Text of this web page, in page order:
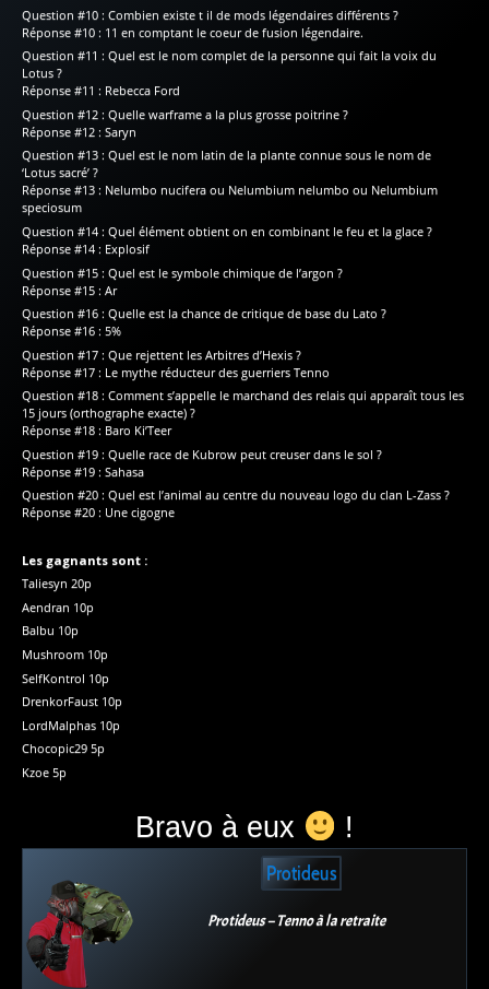
Question #10 : Combien existe t il de mods légendaires différents ?
Réponse #10 : 11 en comptant le coeur de fusion légendaire.
Question #11 : Quel est le nom complet de la personne qui fait la voix du
Lotus ?
Réponse #11 : Rebecca Ford
Question #12 : Quelle warframe a la plus grosse poitrine ?
Réponse #12 : Saryn
Question #13 : Quel est le nom latin de la plante connue sous le nom de
‘Lotus sacré’ ?
Réponse #13 : Nelumbo nucifera ou Nelumbium nelumbo ou Nelumbium
speciosum
Question #14 : Quel élément obtient on en combinant le feu et la glace ?
Réponse #14 : Explosif
Question #15 : Quel est le symbole chimique de l’argon ?
Réponse #15 : Ar
Question #16 : Quelle est la chance de critique de base du Lato ?
Réponse #16 : 5%
Question #17 : Que rejettent les Arbitres d’Hexis ?
Réponse #17 : Le mythe réducteur des guerriers Tenno
Question #18 : Comment s’appelle le marchand des relais qui apparaît tous les
15 jours (orthographe exacte) ?
Réponse #18 : Baro Ki’Teer
Question #19 : Quelle race de Kubrow peut creuser dans le sol ?
Réponse #19 : Sahasa
Question #20 : Quel est l’animal au centre du nouveau logo du clan L-Zass ?
Réponse #20 : Une cigogne
Les gagnants sont :
Taliesyn 20p
Aendran 10p
Balbu 10p
Mushroom 10p
SelfKontrol 10p
DrenkorFaust 10p
LordMalphas 10p
Chocopic29 5p
Kzoe 5p
Bravo à eux !
Protideus
Protideus – Tenno à la retraite